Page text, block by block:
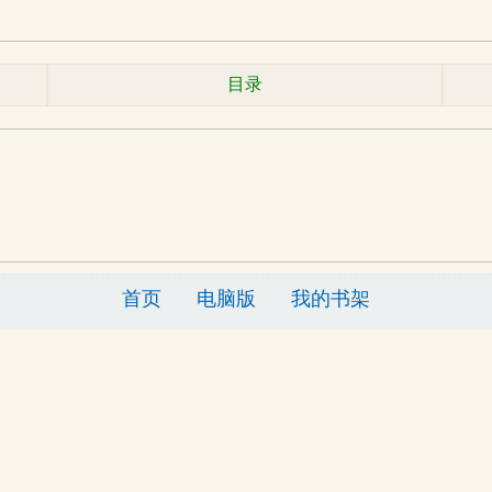
目录
首页 电脑版 我的书架